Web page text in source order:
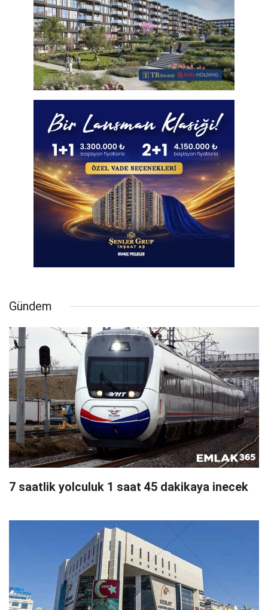
Gündem
7 saatlik yolculuk 1 saat 45 dakikaya inecek